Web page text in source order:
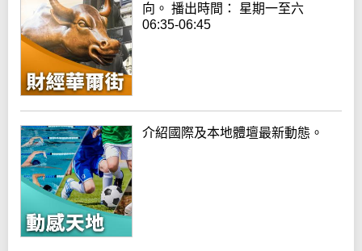
向。 播出時間： 星期一至六
06:35-06:45
介紹國際及本地體壇最新動態。